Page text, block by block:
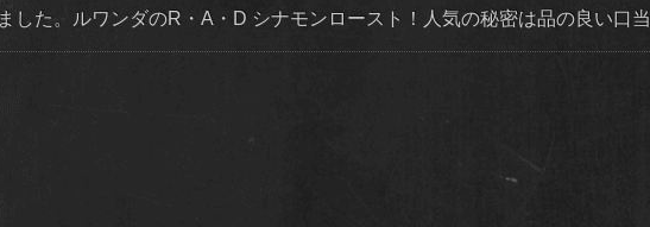
した。ルワンダのR・A・D シナモンロースト！人気の秘密は品の良い口